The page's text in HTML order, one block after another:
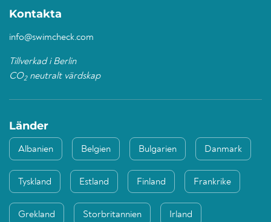
Kontakta
info@swimcheck.com
Tillverkad i Berlin
CO2neutralt värdskap
Länder
Albanien Belgien Bulgarien Danmark
Tyskland Estland Finland Frankrike
Grekland Storbritannien Irland